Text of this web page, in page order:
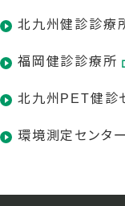
北九州健診診療
福岡健診診療所
北九州PET健診
環境測定センタ